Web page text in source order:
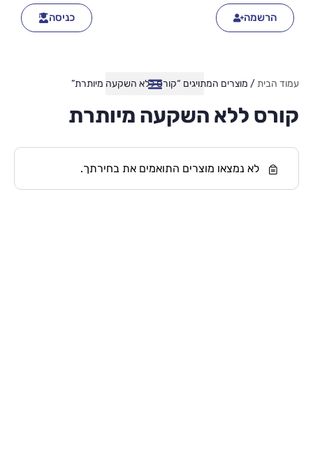
הרשמה כניסה
עמוד הבית/ מוצרים המתויגים “קורס ללא השקעה מיותרת”
קורס ללא השקעה מיותרת
לא נמצאו מוצרים התואמים את בחירתך.